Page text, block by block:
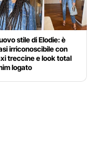
stile di Elodie: è
irriconoscibile con
treccine e look total
logato